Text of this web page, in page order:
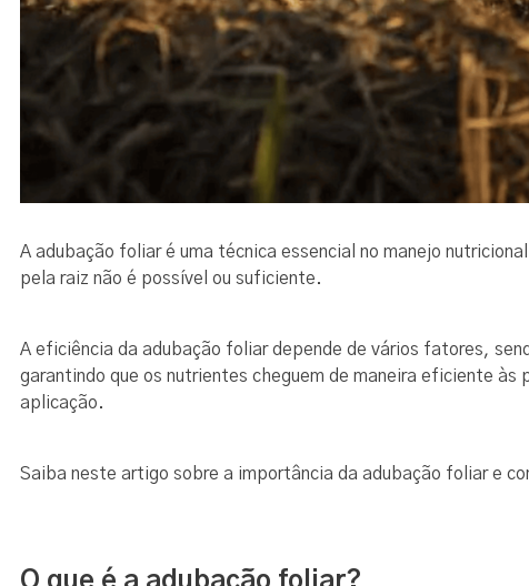
A adubação foliar é uma técnica essencial no manejo
pela raiz não é possível ou suficiente.
A eficiência da adubação foliar depende de vários fatores,
garantindo que os nutrientes cheguem de maneira eficiente
aplicação.
Saiba neste artigo sobre a importância da adubação foliar e